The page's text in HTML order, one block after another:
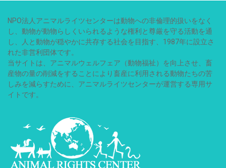
NPO法人アニマルライツセンターは動物への非倫理的扱いをなく
し、動物が動物らしくいられるような権利と尊厳を守る活動を通
し、人と動物が穏やかに共存する社会を目指す、1987年に設立さ
れた非営利団体です。
当サイトは、アニマルウェルフェア（動物福祉）を向上させ、畜
産物の量の削減をすることにより畜産に利用される動物たちの苦
しみを減らすために、アニマルライツセンターが運営する専用サ
イトです。